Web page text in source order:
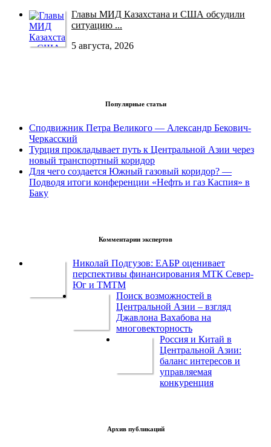
Главы МИД Казахстана и США обсудили
ситуацию ...
5 августа, 2026
Популярные статьи
Сподвижник Петра Великого — Александр Бекович-
Черкасский
Турция прокладывает путь к Центральной Азии через
новый транспортный коридор
Для чего создается Южный газовый коридор? —
Подводя итоги конференции «Нефть и газ Каспия» в
Баку
Комментарии экспертов
Николай Подгузов: ЕАБР оценивает
перспективы финансирования МТК Север-
Юг и ТМТМ
Поиск возможностей в
Центральной Азии – взгляд
Джавлона Вахабова на
многовекторность
Россия и Китай в
Центральной Азии:
баланс интересов и
управляемая
конкуренция
Архив публикаций